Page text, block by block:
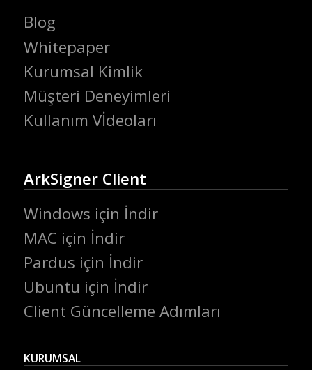
Blog
Whitepaper
Kurumsal Kimlik
Müşteri Deneyimleri
Kullanım Vİdeoları
ArkSigner Client
Windows için İndir
MAC için İndir
Pardus için İndir
Ubuntu için İndir
Client Güncelleme Adımları
KURUMSAL